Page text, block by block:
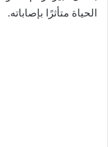
الحياة متأثرًا بإصاباته.